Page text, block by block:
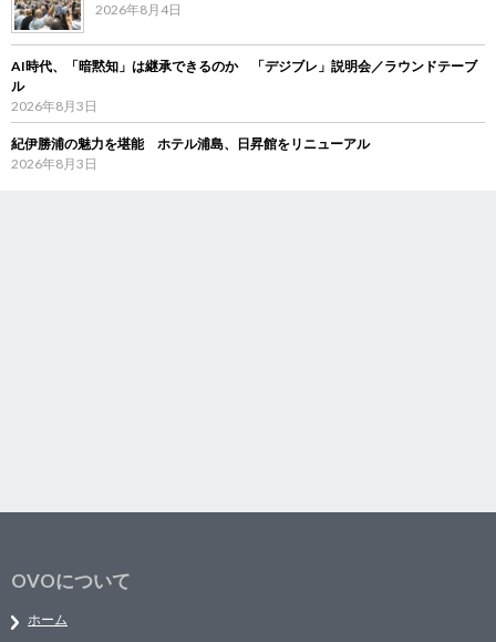
2026年8月4日
AI時代、「暗黙知」は継承できるのか 「デジブレ」説明会／ラウンドテーブ
ル
2026年8月3日
紀伊勝浦の魅力を堪能 ホテル浦島、日昇館をリニューアル
2026年8月3日
OVOについて
ホーム